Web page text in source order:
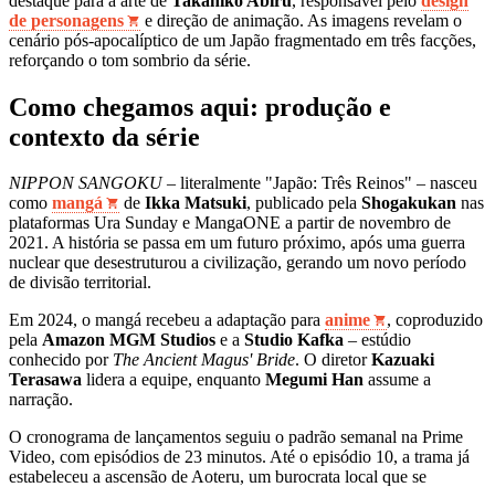
de personagens
e direção de animação. As imagens revelam o
cenário pós-apocalíptico de um Japão fragmentado em três facções,
reforçando o tom sombrio da série.
Como chegamos aqui: produção e
contexto da série
NIPPON SANGOKU– literalmente "Japão: Três Reinos" – nasceu
como mangá de Ikka Matsuki, publicado pela Shogakukan nas
plataformas Ura Sunday e MangaONE a partir de novembro de
2021. A história se passa em um futuro próximo, após uma guerra
nuclear que desestruturou a civilização, gerando um novo período
de divisão territorial.
Em 2024, o mangá recebeu a adaptação para anime
, coproduzido
pela Amazon MGM Studios e a Studio Kafka – estúdio
conhecido por The Ancient Magus' Bride. O diretorKazuaki
Terasawa lidera a equipe, enquanto Megumi Han assume a
narração.
O cronograma de lançamentos seguiu o padrão semanal na Prime
Video, com episódios de 23 minutos. Até o episódio 10, a trama já
estabeleceu a ascensão de Aoteru, um burocrata local que se